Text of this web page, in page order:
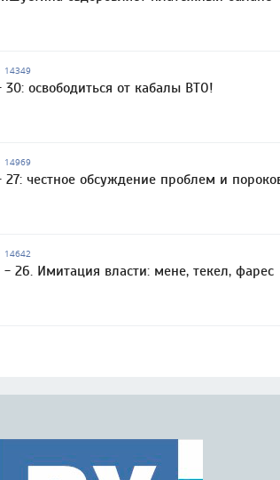
14349
30: освободиться от кабалы ВТО!
14969
27: честное обсуждение проблем и
14642
26. Имитация власти: мене, текел, фарес